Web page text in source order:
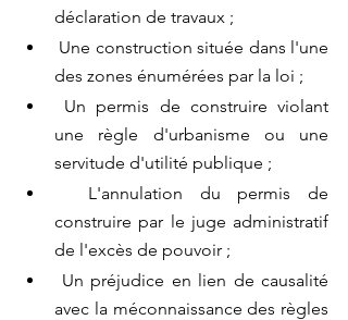
déclaration de travaux ;
des zones énumérées par la loi ;
une règle d'urbanisme ou une
servitude d'utilité publique ;
construire par le juge administratif
de l'excès de pouvoir ;
avec la méconnaissance des règles